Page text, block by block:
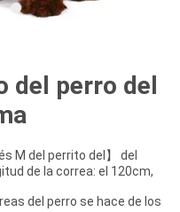
del perro del
M del perrito del】 del
de la correa: el 120cm,
del perro se hace de los